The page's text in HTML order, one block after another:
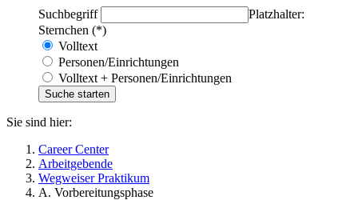
Suchbegriff
Platzhalter:
Sternchen (*)
Volltext
Personen/Einrichtungen
Volltext + Personen/Einrichtungen
Sie sind hier:
Career Center
Arbeitgebende
Wegweiser Praktikum
A. Vorbereitungsphase